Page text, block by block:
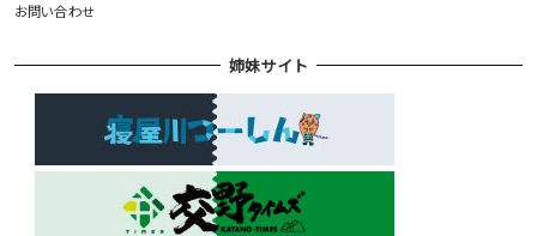
お問い合わせ
姉妹サイト